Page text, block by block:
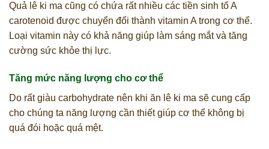
Quả lê ki ma cũng có chứa rất nhiều các tiền sinh tố A
carotenoid được chuyển đổi thành vitamin A trong cơ thể.
Loại vitamin này có khả năng giúp làm sáng mắt và tăng
cường sức khỏe thị lực.
Tăng mức năng lượng cho cơ thể
Do rất giàu carbohydrate nên khi ăn lê ki ma sẽ cung cấp
cho chúng ta năng lượng cần thiết giúp cơ thể không bị
quá đói hoặc quá mệt.